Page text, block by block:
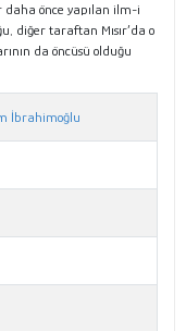
daha önce yapılan ilm-i
diğer taraftan Mısır’da o
da öncüsü olduğu
İbrahimoğlu